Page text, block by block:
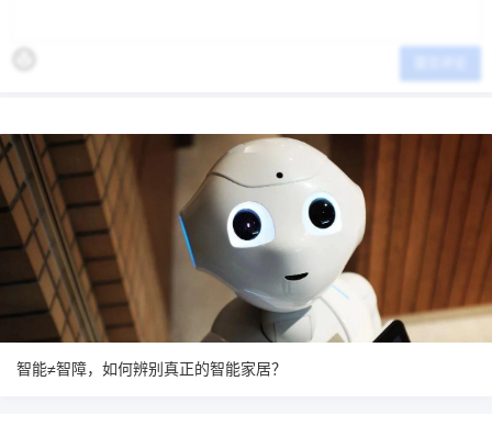
智能≠智障，如何辨别真正的智能家居？